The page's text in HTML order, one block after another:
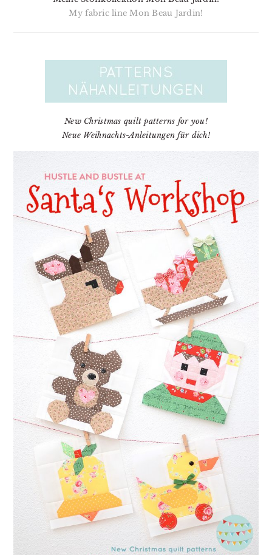
My fabric line Mon Beau Jardin!
New Christmas quilt patterns for you!
Neue Weihnachts-Anleitungen für dich!